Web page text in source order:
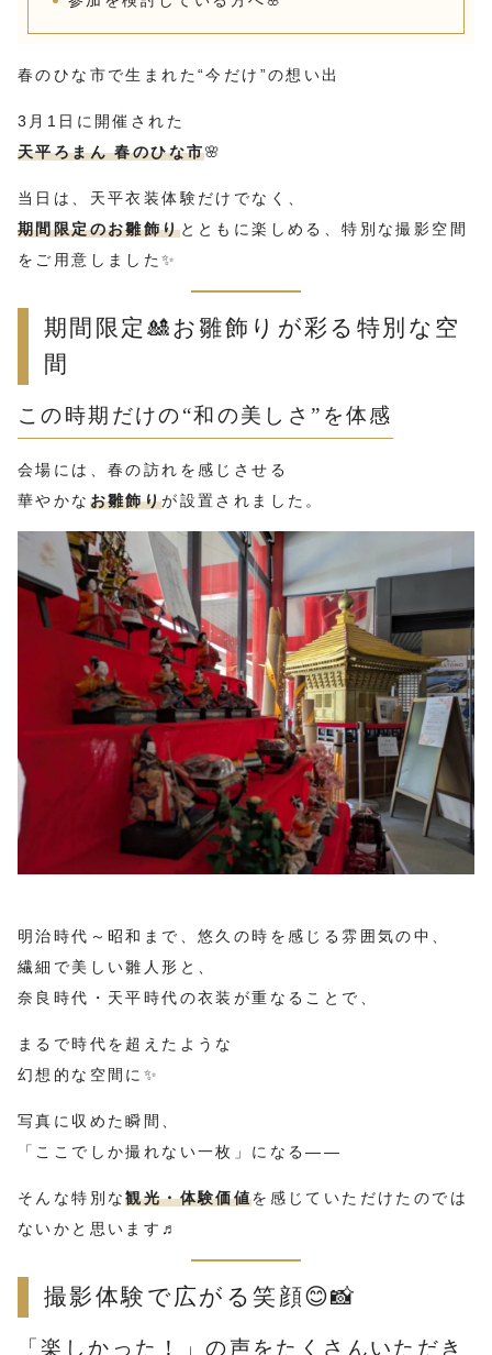
春のひな市で生まれた“今だけ”の想い出
3月1日に開催された
天平ろまん 春のひな市🌸
当日は、天平衣装体験だけでなく、
期間限定のお雛飾りとともに楽しめる、特別な撮影空間
をご用意しました✨
期間限定🎎お雛飾りが彩る特別な空
間
この時期だけの“和の美しさ”を体感
会場には、春の訪れを感じさせる
華やかな お雛飾りが設置されました。
明治時代～昭和まで、悠久の時を感じる雰囲気の中、
繊細で美しい雛人形と、
奈良時代・天平時代の衣装が重なることで、
まるで時代を超えたような
幻想的な空間に✨
写真に収めた瞬間、
「ここでしか撮れない一枚」になる――
そんな特別な観光・体験価値を感じていただけたのでは
ないかと思います♬
撮影体験で広がる笑顔😊📸
「楽しかった！」の声をたくさんいただき